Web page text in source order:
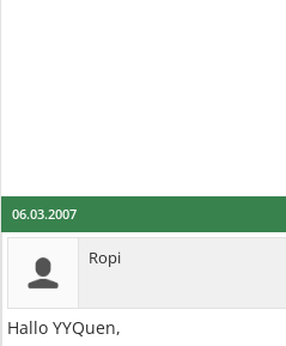
06.03.2007
Ropi
Hallo YYQuen,